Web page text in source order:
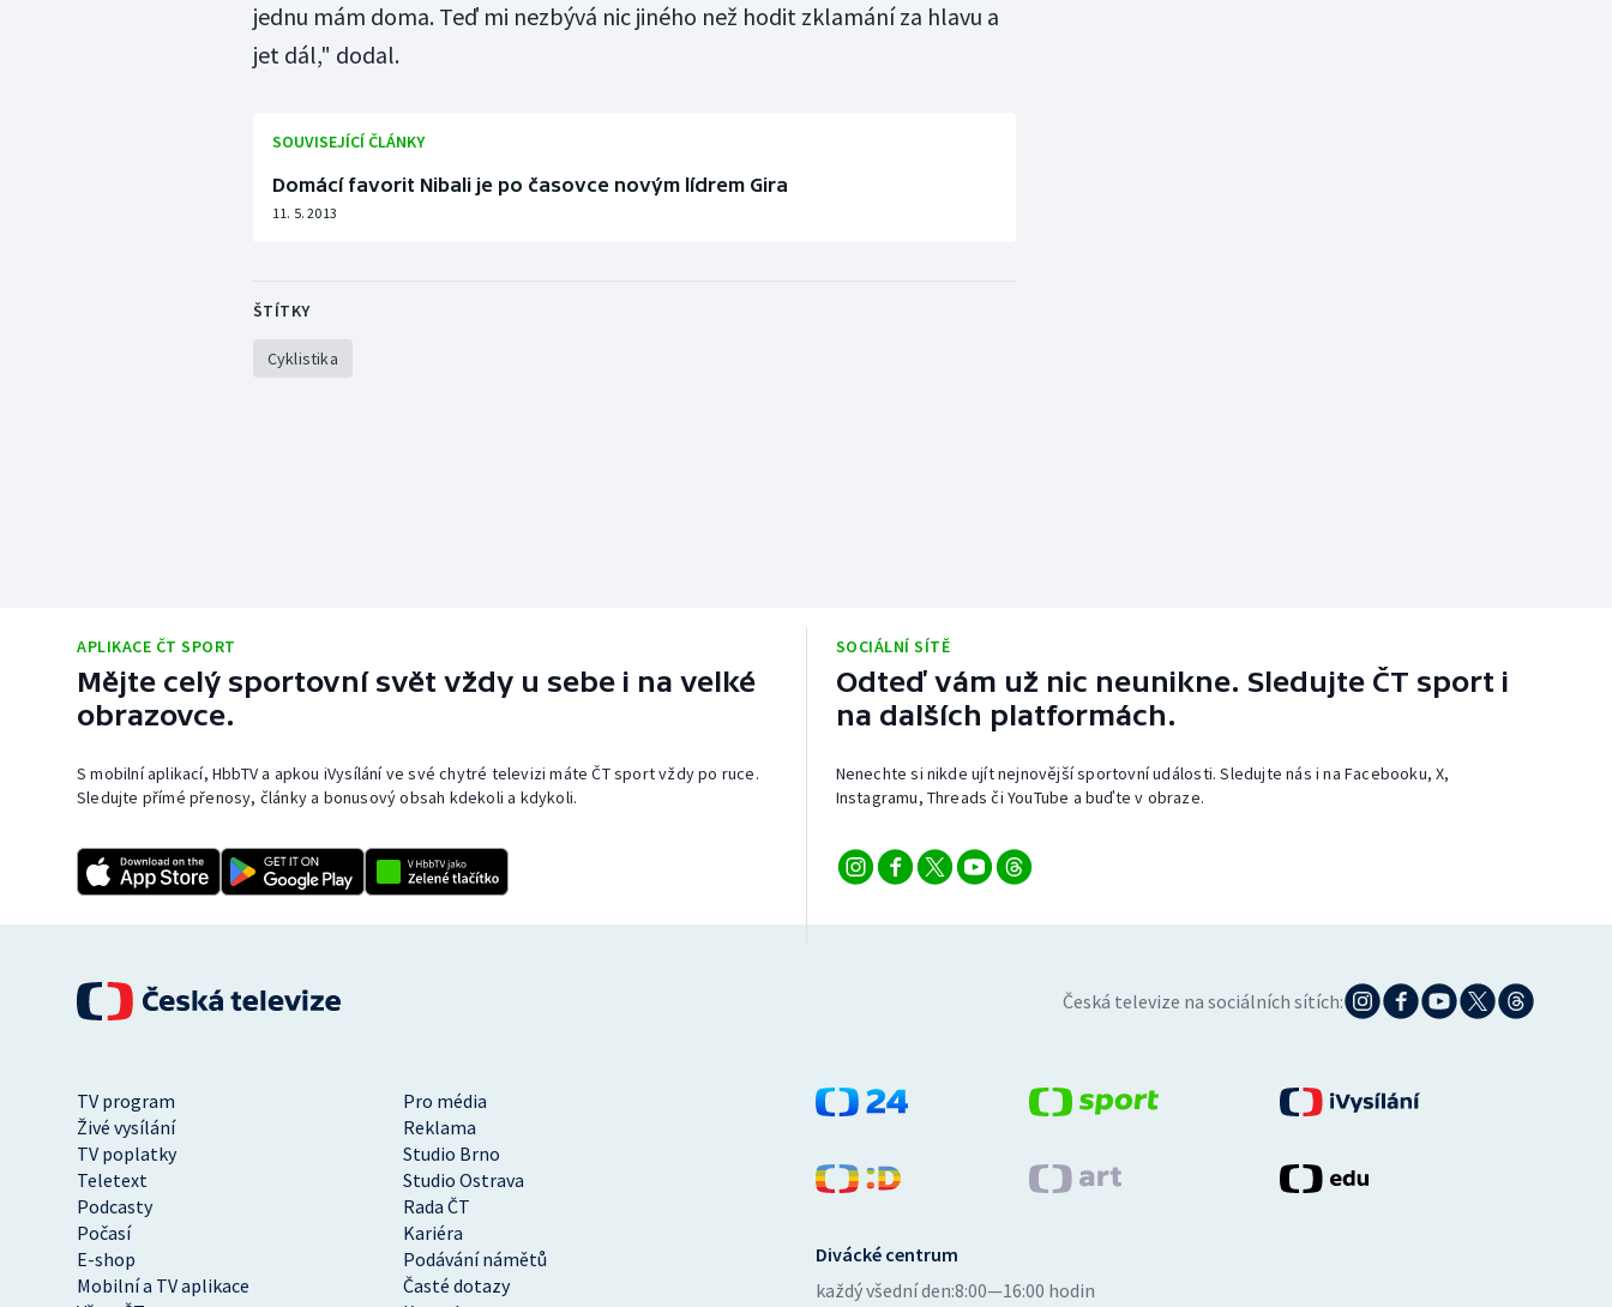
jednu mám doma. Teď mi nezbývá nic jiného než hodit zklamání za hlavu a
jet dál," dodal.
SOUVISEJÍCÍ ČLÁNKY
Domácí favorit Nibali je po časovce novým lídrem Gira
11. 5. 2013
ŠTÍTKY
Cyklistika
APLIKACE ČT SPORT
Mějte celý sportovní svět vždy u sebe i na velké
obrazovce.
S mobilní aplikací, HbbTV a apkou iVysílání ve své chytré televizi máte ČT sport vždy po ruce.
Sledujte přímé přenosy, články a bonusový obsah kdekoli a kdykoli.
SOCIÁLNÍ SÍTĚ
Odteď vám už nic neunikne. Sledujte ČT sport i
na dalších platformách.
Nenechte si nikde ujít nejnovější sportovní události. Sledujte nás i na Facebooku, X,
Instagramu, Threads či YouTube a buďte v obraze.
Česká televize na sociálních sítích:
TV program
Pro média
Živé vysílání
Reklama
TV poplatky
Studio Brno
Teletext
Studio Ostrava
Podcasty
Rada ČT
Počasí
Kariéra
E-shop
Podávání námětů
Mobilní a TV aplikace
Časté dotazy
Divácké centrum
každý všední den:8:00—16:00 hodin